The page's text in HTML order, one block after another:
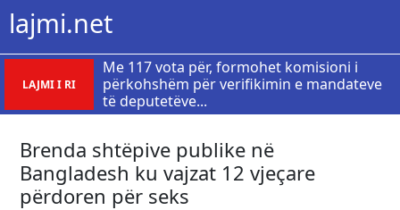
lajmi.net
LAJMI I RI
Me 117 vota për, formohet komisioni i
përkohshëm për verifikimin e mandateve
të deputetëve...
Brenda shtëpive publike në
Bangladesh ku vajzat 12 vjeçare
përdoren për seks